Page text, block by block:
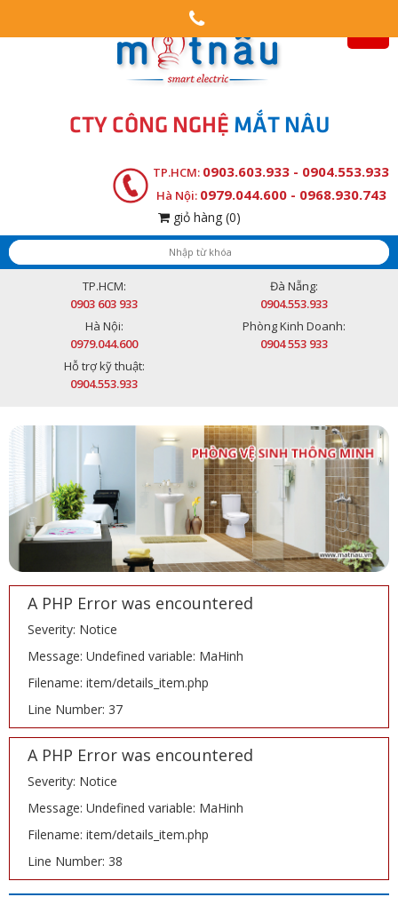
CTY CÔNG NGHỆ MẮT NÂU
TP.HCM: 0903.603.933 - 0904.553.933
Hà Nội: 0979.044.600 - 0968.930.743
giỏ hàng (0)
TP.HCM:
0903 603 933
Đà Nẵng:
0904.553.933
Hà Nội:
0979.044.600
Phòng Kinh Doanh:
0904 553 933
Hỗ trợ kỹ thuật:
0904.553.933
A PHP Error was encountered
Severity: Notice
Message: Undefined variable: MaHinh
Filename: item/details_item.php
Line Number: 37
A PHP Error was encountered
Severity: Notice
Message: Undefined variable: MaHinh
Filename: item/details_item.php
Line Number: 38